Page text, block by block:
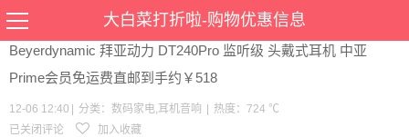
大白菜打折啦-购物优惠信息
当前位置： 优惠>数码家电耳机音响>文章详情
Beyerdynamic 拜亚动力 DT240Pro 监听级 头戴式耳机 中亚
Prime会员免运费直邮到手约￥518
12-06 12:40 分类： 数码家电,耳机音响
热度：724 ℃
已关闭评论
加入收藏